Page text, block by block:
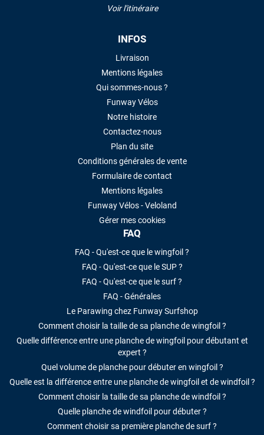
Voir l'itinéraire
INFOS
Livraison
Mentions légales
Qui sommes-nous ?
Funway Vélos
Notre histoire
Contactez-nous
Plan du site
Conditions générales de vente
Formulaire de contact
Mentions légales
Funway Vélos - Veloland
Gérer mes cookies
FAQ
FAQ - Qu'est-ce que le wingfoil ?
FAQ - Qu'est-ce que le SUP ?
FAQ - Qu'est-ce que le surf ?
FAQ - Générales
Le Parawing chez Funway Surfshop
Comment choisir la taille de sa planche de wingfoil ?
Quelle différence entre une planche de wingfoil pour débutant et
expert ?
Quel volume de planche pour débuter en wingfoil ?
Quelle est la différence entre une planche de wingfoil et de windfoil ?
Comment choisir la taille de sa planche de windfoil ?
Quelle planche de windfoil pour débuter ?
Comment choisir sa première planche de surf ?